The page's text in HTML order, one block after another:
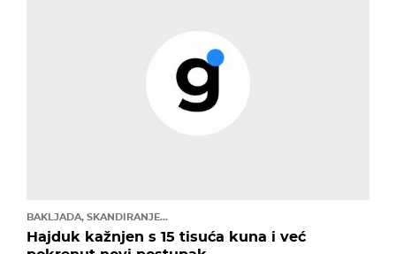
BAKLJADA, SKANDIRANJE...
Hajduk kažnjen s 15 tisuća kuna i već